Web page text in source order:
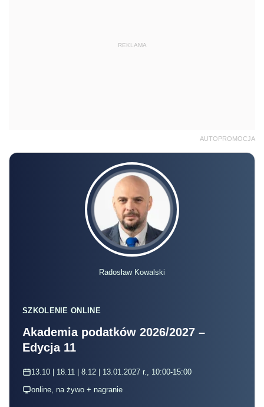
REKLAMA
AUTOPROMOCJA
Radosław Kowalski
SZKOLENIE ONLINE
Akademia podatków 2026/2027 –
Edycja 11
13.10 | 18.11 | 8.12 | 13.01.2027 r., 10:00-15:00
online, na żywo + nagranie